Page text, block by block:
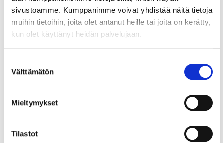
sivustoamme. Kumppanimme voivat yhdistää näitä tietoja
muihin tietoihin, joita olet antanut heille tai joita on kerätty,
kun olet käyttänyt heidän palvelujaan.
valinta
Välttämätön
Mieltymykset
Tilastot
5.2.2026 TOIMITUSJOHTAJALTA
Toimitusjohtajalta:
Kauppakamarien talouskysely
antaa hentoja toiveita kasvusta